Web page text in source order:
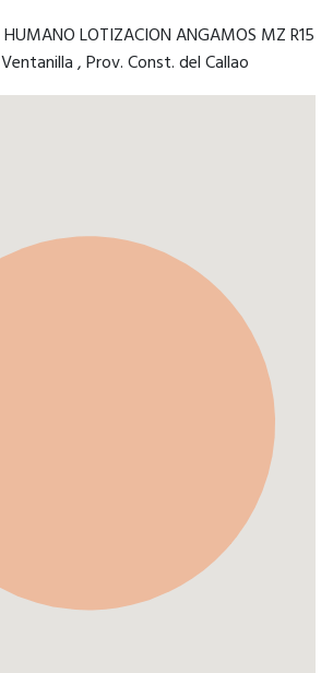
LOTIZACION ANGAMOS MZ R15
Ventanilla,Prov. Const. del Callao